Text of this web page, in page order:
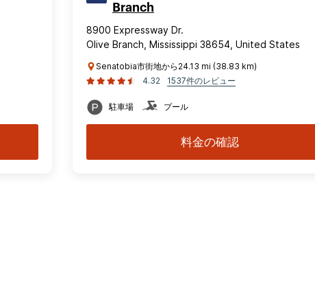
Branch
8900 Expressway Dr.
Olive Branch, Mississippi 38654, United States
Senatobia市街地から24.13 mi (38.83 km)
4.32
1537件のレビュー
駐車場 プール
料金の確認